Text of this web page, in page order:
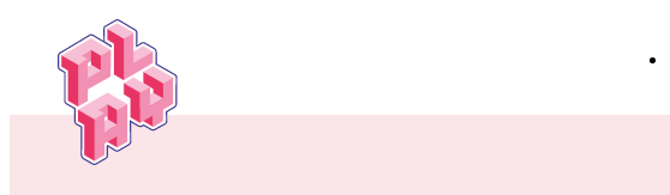
Play
Festival